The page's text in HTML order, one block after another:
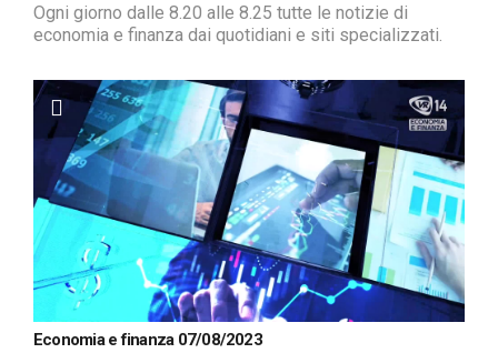
Ogni giorno dalle 8.20 alle 8.25 tutte le notizie di
economia e finanza dai quotidiani e siti specializzati.
Economia e finanza 07/08/2023